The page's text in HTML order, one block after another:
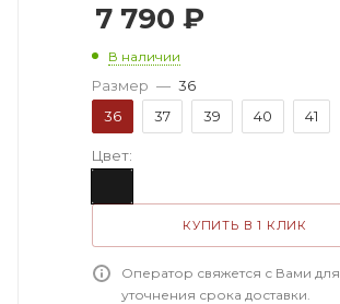
7 790 ₽
В наличии
Размер — 36
36
37 39 40 41
Цвет:
КУПИТЬ В 1 КЛИК
Оператор свяжется с Вами для
уточнения срока доставки.